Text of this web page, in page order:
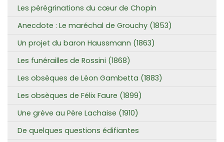
Les pérégrinations du cœur de Chopin
Anecdote : Le maréchal de Grouchy (1853)
Un projet du baron Haussmann (1863)
Les funérailles de Rossini (1868)
Les obsèques de Léon Gambetta (1883)
Les obsèques de Félix Faure (1899)
Une grève au Père Lachaise (1910)
De quelques questions édifiantes